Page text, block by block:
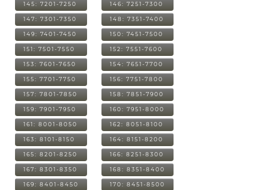
145: 7201-7250 146: 7251-7300
147: 7301-7350 148: 7351-7400
149: 7401-7450 150: 7451-7500
151: 7501-7550 152: 7551-7600
153: 7601-7650 154: 7651-7700
155: 7701-7750 156: 7751-7800
157: 7801-7850 158: 7851-7900
159: 7901-7950 160: 7951-8000
161: 8001-8050 162: 8051-8100
163: 8101-8150 164: 8151-8200
165: 8201-8250 166: 8251-8300
167: 8301-8350 168: 8351-8400
169: 8401-8450 170: 8451-8500